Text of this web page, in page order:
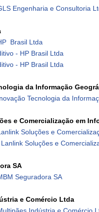
Engenharia e Consultoria
Brasil Ltda
- HP Brasil Ltda
- HP Brasil Ltda
da Informação
Tecnologia da
e Comercialização em
Soluções e
Soluções e
SA
Seguradora SA
e Comércio Ltda